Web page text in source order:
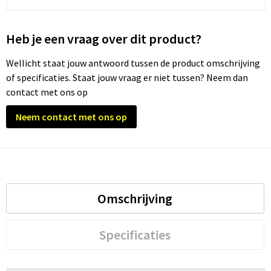
Waterbestendige tassen
Heb je een vraag over dit product?
Wellicht staat jouw antwoord tussen de product omschrijving
of specificaties. Staat jouw vraag er niet tussen? Neem dan
contact met ons op
Neem contact met ons op
Omschrijving
Specificaties